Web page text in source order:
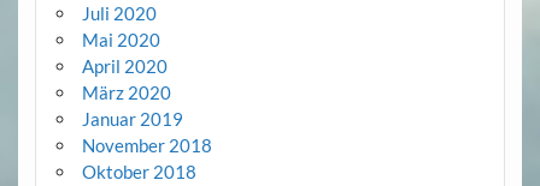
Juli 2020
Mai 2020
April 2020
März 2020
Januar 2019
November 2018
Oktober 2018